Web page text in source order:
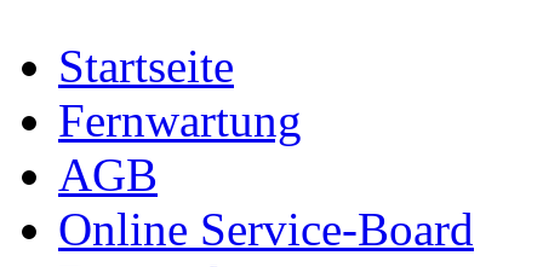
Startseite
Fernwartung
AGB
Online Service-Board